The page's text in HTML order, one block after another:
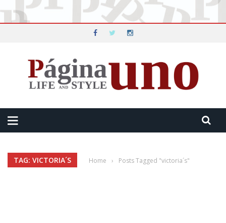
TAG: VICTORIA´S Home › Posts Tagged "victoria´s"